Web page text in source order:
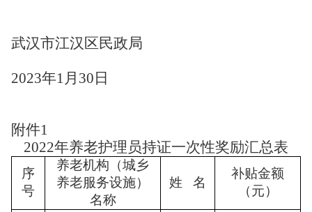
武汉市江汉区民政局
2023年1月30日
附件1
2022年养老护理员持证一次性奖励汇总表
序
号
养老机构（城乡
养老服务设施）
名称
姓 名
补贴金额
（元）